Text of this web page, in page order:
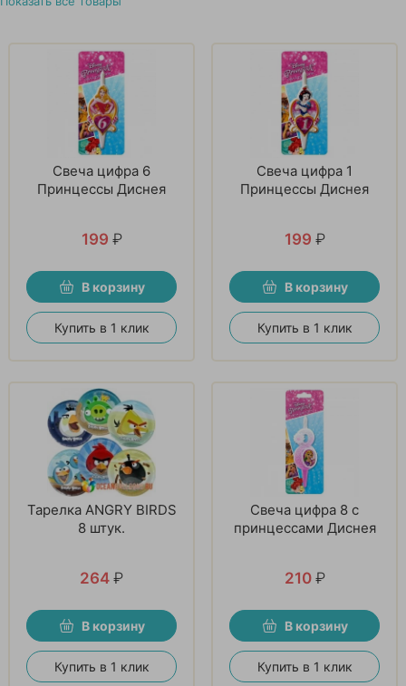
Свеча цифра 6
Принцессы Диснея
199 ₽
В корзину
Купить в 1 клик
Свеча цифра 1
Принцессы Диснея
199 ₽
В корзину
Купить в 1 клик
Тарелка ANGRY BIRDS
8 штук.
264 ₽
В корзину
Купить в 1 клик
Свеча цифра 8 с
принцессами Диснея
210 ₽
В корзину
Купить в 1 клик